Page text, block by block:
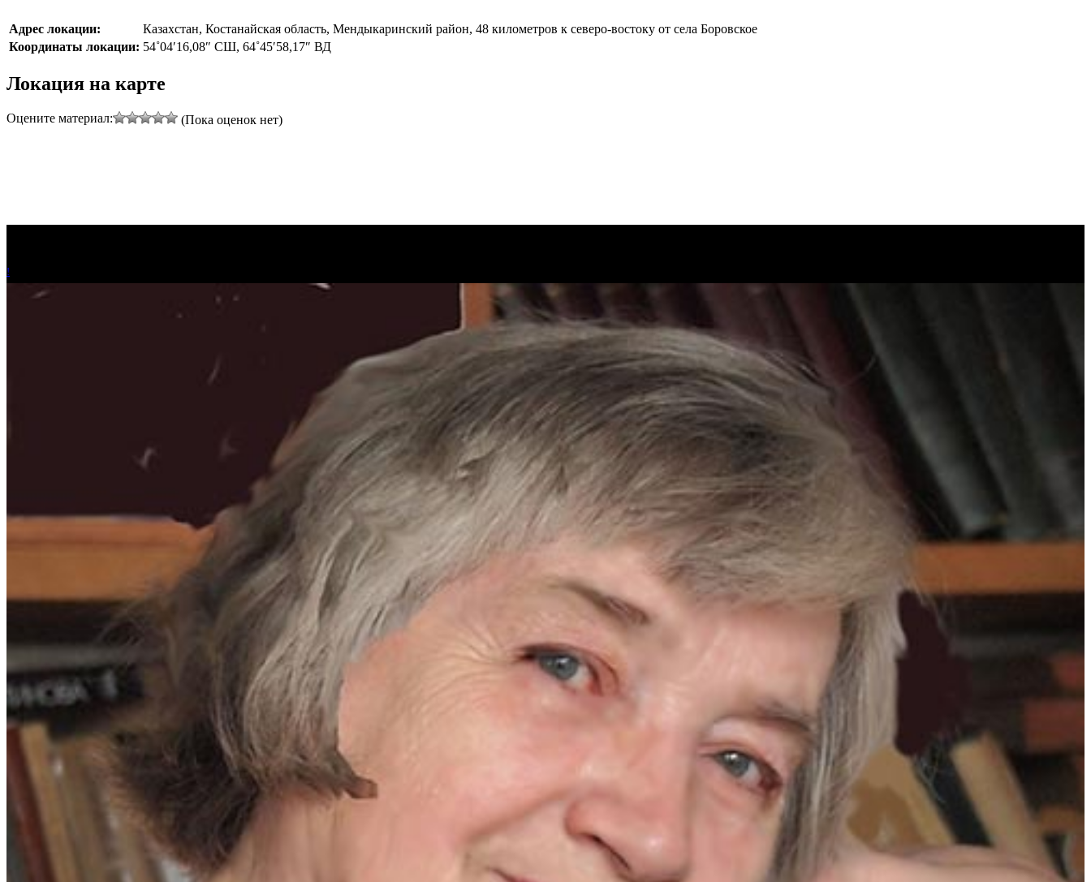
Адрес локации:
Казахстан, Костанайская область, Мендыкаринский район, 48 километров к северо-востоку от села Боровское
Координаты локации: 54˚04′16,08″ СШ, 64˚45′58,17″ ВД
Локация на карте
Оцените материал: (Пока оценок нет)
!